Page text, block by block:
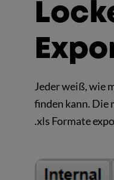
Jeder weiß, wie
finden kann. Die
.xls Formate